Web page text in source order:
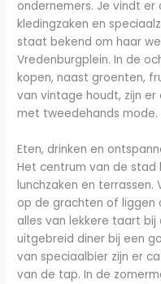
ondernemers. Je vindt er
kledingzaken en
staat bekend om haar
Vredenburgplein. In de
kopen, naast groenten,
van vintage houdt, zijn er
met tweedehands mode.
Eten, drinken en
Het centrum van de
lunchzaken en terrassen.
op de grachten of liggen
alles van lekkere taart
uitgebreid diner bij een
van speciaalbier zijn er
van de tap. In de